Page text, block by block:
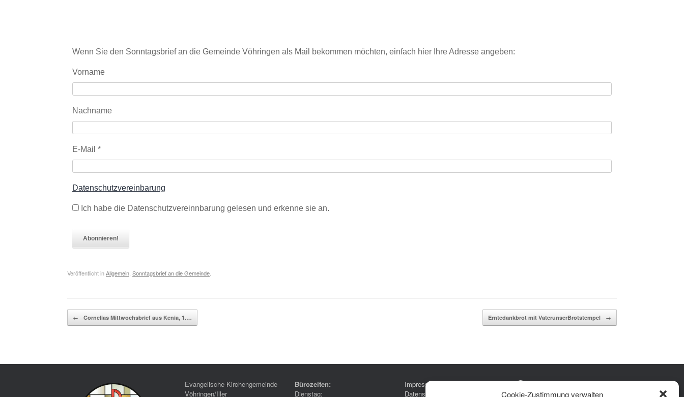
Cookie-Zustimmung verwalten
Wenn Sie den Sonntagsbrief an die Gemeinde Vöhringen als Mail bekommen möchten, einfach hier Ihre Adresse angeben:
Vorname
Nachname
E-Mail *
Datenschutzvereinbarung
Ich habe die Datenschutzvereinnbarung gelesen und erkenne sie an.
Veröffentlicht inAllgemein, Sonntagsbrief an die Gemeinde.
Beitragsnavigation
← Cornelias Mittwochsbrief aus Kenia, 1.… Erntedankbrot mit VaterunserBrotstempel →
Evangelische Kirchengemeinde
Vöhringen/Iller
Bürozeiten:
Dienstag:
Impressum
Datenschutzerklärung
Facebook
Instagram
YouTube